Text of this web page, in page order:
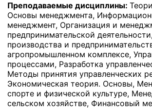
Преподаваемые дисциплины:
Основы менеджмента,
менеджмент, Организация и
предпринимательской
производства и
агропромышленном комплексе,
процессами, Разработка
Методы принятия управленческих
Экономическая теория. Основы,
спорте и физической культуре,
сельском хозяйстве, Финансовый